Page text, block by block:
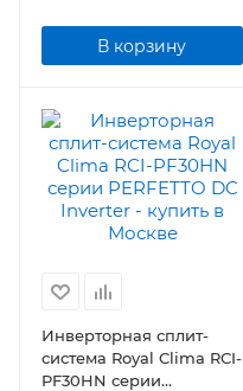
В корзину
Инверторная сплит-
система Royal Clima RCI-
PF30HN серии